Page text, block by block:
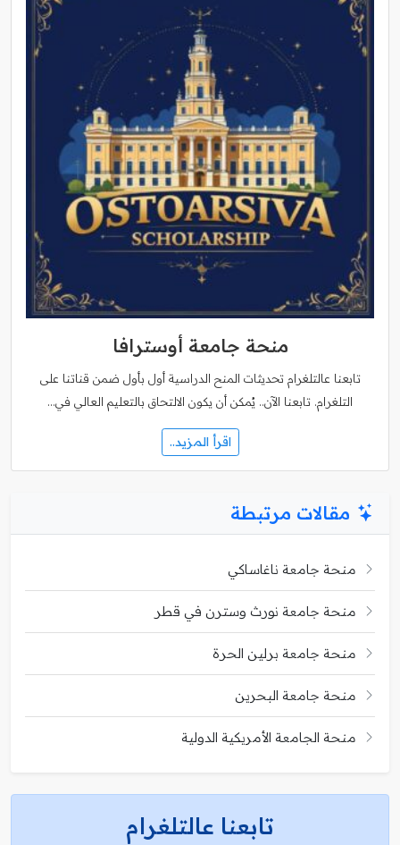
منحة جامعة أوسترافا
تابعنا عالتلغرام تحديثات المنح الدراسية أول بأول ضمن قناتنا على
التلغرام. تابعنا الآن.. يُمكن أن يكون الالتحاق بالتعليم العالي في…
اقرأ المزيد..
مقالات مرتبطة
منحة جامعة ناغاساكي
منحة جامعة نورث وسترن في قطر
منحة جامعة برلين الحرة
منحة جامعة البحرين
منحة الجامعة الأمريكية الدولية
تابعنا عالتلغرام